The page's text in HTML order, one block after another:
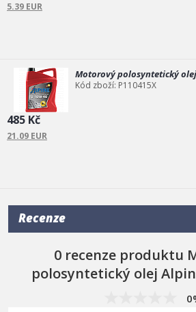
Německu. Nabízejí syntetické motorové
další maziva pro benzínové i naftové
známé pod označením Alpine (DE) a
Pro ověření svého oleje pro tvoje auto a
5.39 EUR
Motorový polosyntetický olej
Kód zboží: P110415X
485 Kč
21.09 EUR
Recenze
0 recenze produktu
polosyntetický olej